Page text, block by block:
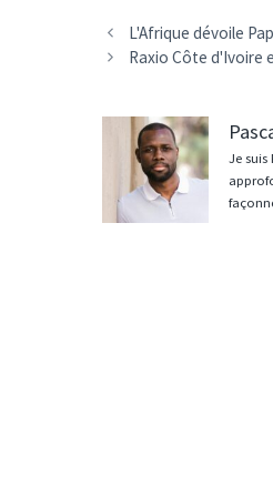
Navigation
des
L'Afrique dévoile
Raxio Côte d'Ivoire
Je